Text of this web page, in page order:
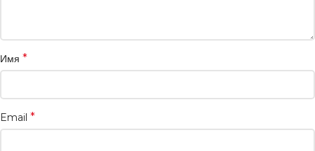
Имя *
Email *